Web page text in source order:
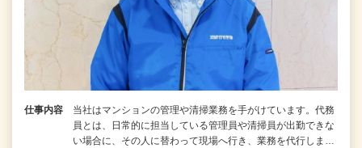
仕事内容
当社はマンションの管理や清掃業務を手がけています。代務
員とは、日常的に担当している管理員や清掃員が出勤できな
い場合に、その人に替わって現場へ行き、業務を代行しま…